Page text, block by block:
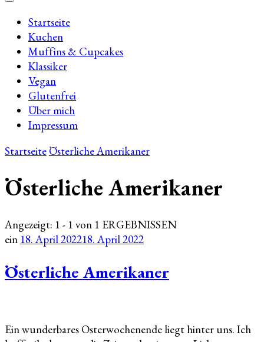
Startseite
Kuchen
Muffins & Cupcakes
Klassiker
Vegan
Glutenfrei
Über mich
Impressum
Startseite Österliche Amerikaner
Österliche Amerikaner
Angezeigt: 1 - 1 von 1 ERGEBNISSEN
ein 18. April 202218. April 2022
Österliche Amerikaner
Ein wunderbares Osterwochenende liegt hinter uns. Ich